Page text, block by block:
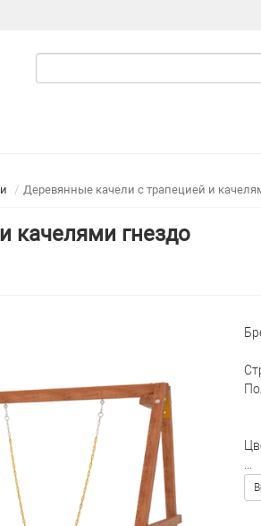
Деревянные качели с трапецией и
качелями гнездо